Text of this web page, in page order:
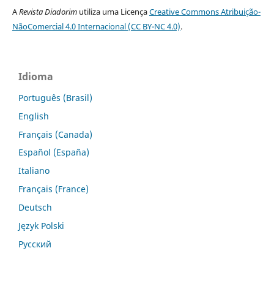
ARevista Diadorimutiliza uma LicençaCreative Commons Atribuição-
NãoComercial 4.0 Internacional (CC BY-NC 4.0).
Idioma
Português (Brasil)
English
Français (Canada)
Español (España)
Italiano
Français (France)
Deutsch
Język Polski
Русский